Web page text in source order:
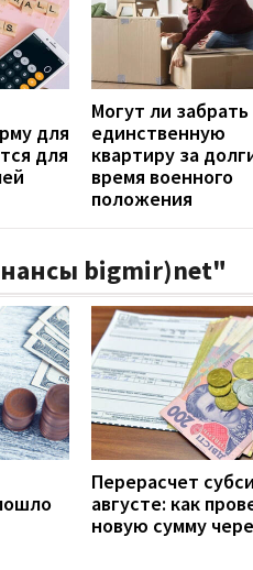
для
для
Могут ли забрать
единственную
квартиру за
время военного
положения
bigmir)net"
Перерасчет
августе: как
новую сумму